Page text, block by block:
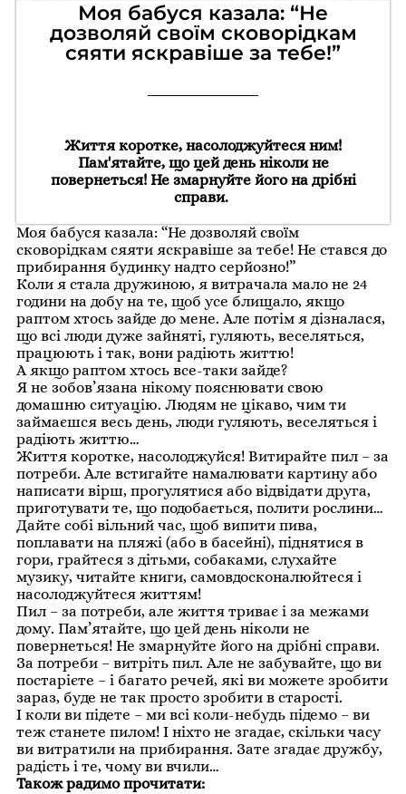
Моя бабуся казала: “Не
дозволяй своїм сковорідкам
сяяти яскравіше за тебе!”
Життя коротке, насолоджуйтеся ним!
Пам'ятайте, що цей день ніколи не
повернеться! Не змарнуйте його на дрібні
справи.
Моя бабуся казала: “Не дозволяй своїм
сковорідкам сяяти яскравіше за тебе! Не стався до
прибирання будинку надто серйозно!”
Коли я стала дружиною, я витрачала мало не 24
години на добу на те, щоб усе блищало, якщо
раптом хтось зайде до мене. Але потім я дізналася,
що всі люди дуже зайняті, гуляють, веселяться,
працюють і так, вони радіють життю!
А якщо раптом хтось все-таки зайде?
Я не зобов’язана нікому пояснювати свою
домашню ситуацію. Людям не цікаво, чим ти
займаєшся весь день, люди гуляють, веселяться і
радіють життю…
Життя коротке, насолоджуйся! Витирайте пил – за
потреби. Але встигайте намалювати картину або
написати вірш, прогулятися або відвідати друга,
приготувати те, що подобається, полити рослини…
Дайте собі вільний час, щоб випити пива,
поплавати на пляжі (або в басейні), піднятися в
гори, грайтеся з дітьми, собаками, слухайте
музику, читайте книги, самовдосконалюйтеся і
насолоджуйтеся життям!
Пил – за потреби, але життя триває і за межами
дому. Пам’ятайте, що цей день ніколи не
повернеться! Не змарнуйте його на дрібні справи.
За потреби – витріть пил. Але не забувайте, що ви
постарієте – і багато речей, які ви можете зробити
зараз, буде не так просто зробити в старості.
І коли ви підете – ми всі коли-небудь підемо – ви
теж станете пилом! І ніхто не згадає, скільки часу
ви витратили на прибирання. Зате згадає дружбу,
радість і те, чому ви вчили…
Також радимо прочитати: